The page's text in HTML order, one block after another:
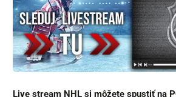
Live stream NHL si môžete spustiť na